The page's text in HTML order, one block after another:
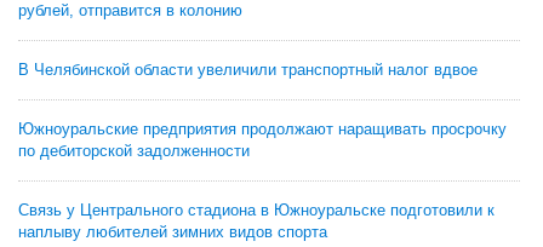
рублей, отправится в колонию
В Челябинской области увеличили транспортный налог вдвое
Южноуральские предприятия продолжают наращивать просрочку
по дебиторской задолженности
Связь у Центрального стадиона в Южноуральске подготовили к
наплыву любителей зимних видов спорта